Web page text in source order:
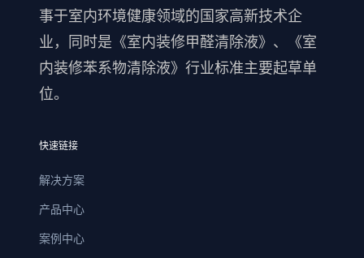
事于室内环境健康领域的国家高新技术企
业，同时是《室内装修甲醛清除液》、《室
内装修苯系物清除液》行业标准主要起草单
位。
快速链接
解决方案
产品中心
案例中心